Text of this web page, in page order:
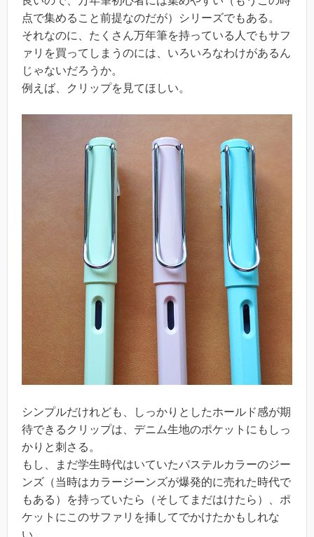
点で集めること前提なのだが）シリーズでもある。
それなのに、たくさん万年筆を持っている人でもサフ
ァリを買ってしまうのには、いろいろなわけがあるん
じゃないだろうか。
例えば、クリップを見てほしい。
シンプルだけれども、しっかりとしたホールド感が期
待できるクリップは、デニム生地のポケットにもしっ
かりと刺さる。
もし、まだ学生時代はいていたパステルカラーのジー
ンズ（当時はカラージーンズが爆発的に売れた時代で
もある）を持っていたら（そしてまだはけたら）、ポ
ケットにこのサファリを挿してでかけたかもしれな
い。